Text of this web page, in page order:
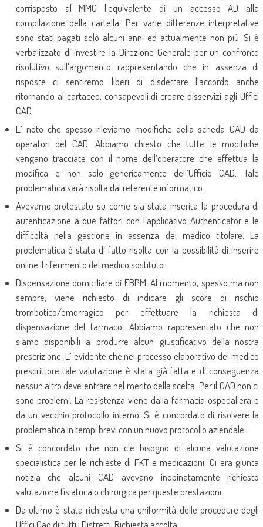
corrisposto al MMG l’equivalente di un accesso AD alla
compilazione della cartella. Per varie differenze interpretative
sono stati pagati solo alcuni anni ed attualmente non più. Si è
verbalizzato di investire la Direzione Generale per un confronto
risolutivo sull’argomento rappresentando che in assenza di
risposte ci sentiremo liberi di disdettare l’accordo anche
ritornando al cartaceo, consapevoli di creare disservizi agli Uffici
CAD.
E’ noto che spesso rileviamo modifiche della scheda CAD da
operatori del CAD. Abbiamo chiesto che tutte le modifiche
vengano tracciate con il nome dell’operatore che effettua la
modifica e non solo genericamente dell’Ufficio CAD. Tale
problematica sarà risolta dal referente informatico.
Avevamo protestato su come sia stata inserita la procedura di
autenticazione a due fattori con l’applicativo Authenticator e le
difficoltà nella gestione in assenza del medico titolare. La
problematica è stata di fatto risolta con la possibilità di inserire
online il riferimento del medico sostituto.
Dispensazione domiciliare di EBPM. Al momento, spesso ma non
sempre, viene richiesto di indicare gli score di rischio
trombotico/emorragico per effettuare la richiesta di
dispensazione del farmaco. Abbiamo rappresentato che non
siamo disponibili a produrre alcun giustificativo della nostra
prescrizione. E’ evidente che nel processo elaborativo del medico
prescrittore tale valutazione è stata già fatta e di conseguenza
nessun altro deve entrare nel merito della scelta. Per il CAD non ci
sono problemi. La resistenza viene dalla farmacia ospedaliera e
da un vecchio protocollo interno. Si è concordato di risolvere la
problematica in tempi brevi con un nuovo protocollo aziendale.
Si è concordato che non c’è bisogno di alcuna valutazione
specialistica per le richieste di FKT e medicazioni. Ci era giunta
notizia che alcuni CAD avevano inopinatamente richiesto
valutazione fisiatrica o chirurgica per queste prestazioni.
Da ultimo è stata richiesta una uniformità delle procedure degli
Uffici Cad di tutti i Distretti. Richiesta accolta.